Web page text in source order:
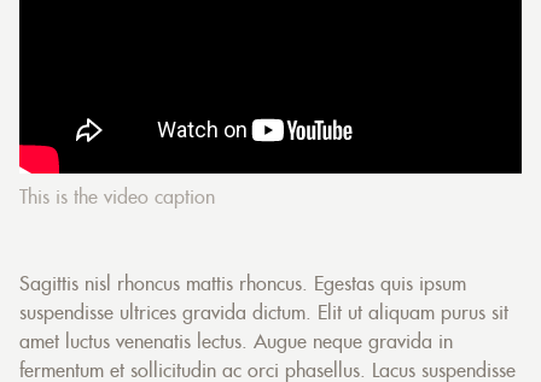
This is the video caption
Sagittis nisl rhoncus mattis rhoncus. Egestas quis ipsum
suspendisse ultrices gravida dictum. Elit ut aliquam purus sit
amet luctus venenatis lectus. Augue neque gravida in
fermentum et sollicitudin ac orci phasellus. Lacus suspendisse